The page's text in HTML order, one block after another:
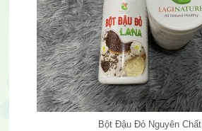
Bột Đậu Đỏ Nguyên Chất